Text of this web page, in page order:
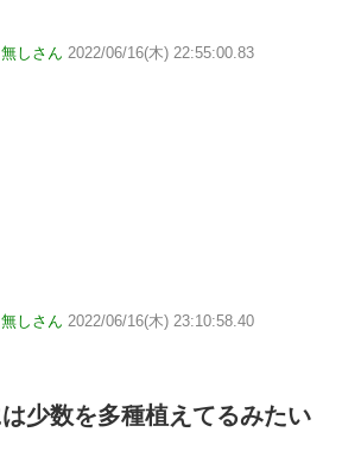
しさん 2022/06/16(木) 22:55:00.83
しさん 2022/06/16(木) 23:10:58.40
少数を多種植えてるみたい